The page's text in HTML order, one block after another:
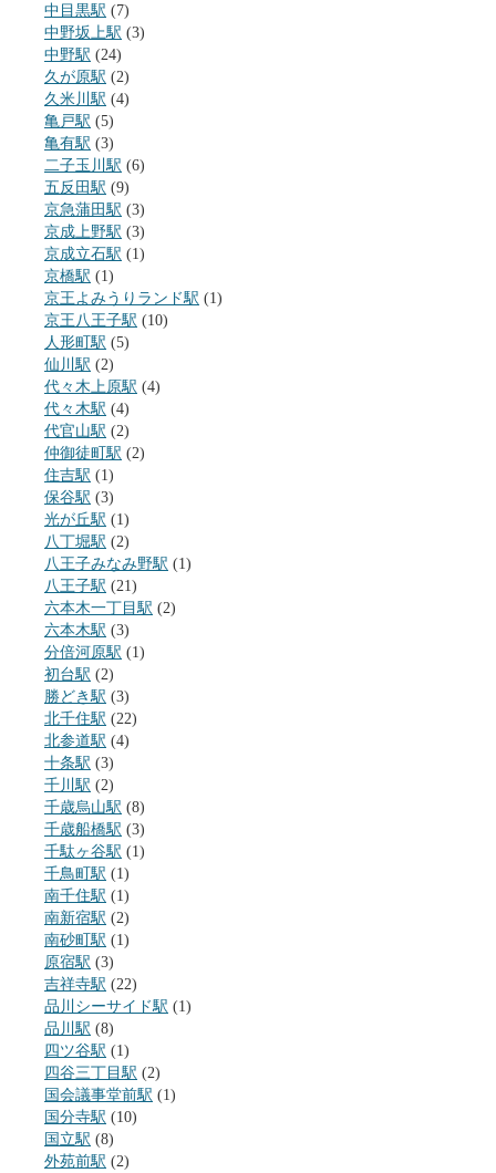
中目黒駅 (7)
中野坂上駅 (3)
中野駅 (24)
久が原駅 (2)
久米川駅 (4)
亀戸駅 (5)
亀有駅 (3)
二子玉川駅 (6)
五反田駅 (9)
京急蒲田駅 (3)
京成上野駅 (3)
京成立石駅 (1)
京橋駅 (1)
京王よみうりランド駅 (1)
京王八王子駅 (10)
人形町駅 (5)
仙川駅 (2)
代々木上原駅 (4)
代々木駅 (4)
代官山駅 (2)
仲御徒町駅 (2)
住吉駅 (1)
保谷駅 (3)
光が丘駅 (1)
八丁堀駅 (2)
八王子みなみ野駅 (1)
八王子駅 (21)
六本木一丁目駅 (2)
六本木駅 (3)
分倍河原駅 (1)
初台駅 (2)
勝どき駅 (3)
北千住駅 (22)
北参道駅 (4)
十条駅 (3)
千川駅 (2)
千歳烏山駅 (8)
千歳船橋駅 (3)
千駄ヶ谷駅 (1)
千鳥町駅 (1)
南千住駅 (1)
南新宿駅 (2)
南砂町駅 (1)
原宿駅 (3)
吉祥寺駅 (22)
品川シーサイド駅 (1)
品川駅 (8)
四ツ谷駅 (1)
四谷三丁目駅 (2)
国会議事堂前駅 (1)
国分寺駅 (10)
国立駅 (8)
外苑前駅 (2)